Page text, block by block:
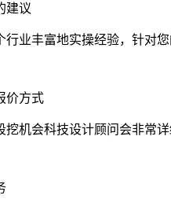
建议
行业丰富地实操经验，针对
价方式
挖机会科技设计顾问会非常